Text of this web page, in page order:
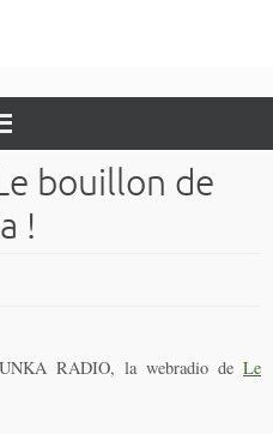
bouillon de
!
RADIO, la webradio de Le